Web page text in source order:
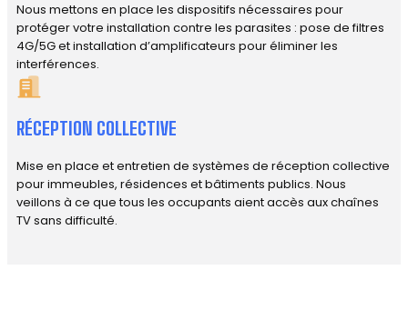
Nous mettons en place les dispositifs nécessaires pour
protéger votre installation contre les parasites : pose de filtres
4G/5G et installation d’amplificateurs pour éliminer les
interférences.
RÉCEPTION COLLECTIVE
Mise en place et entretien de systèmes de réception collective
pour immeubles, résidences et bâtiments publics. Nous
veillons à ce que tous les occupants aient accès aux chaînes
TV sans difficulté.